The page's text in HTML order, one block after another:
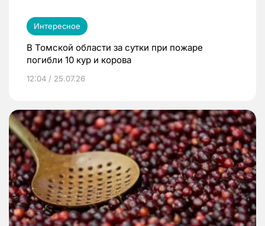
Интересное
В Томской области за сутки при пожаре
погибли 10 кур и корова
12:04 / 25.07.26